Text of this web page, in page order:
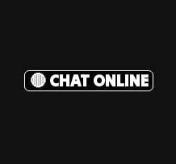
🔴 CHAT ONLINE